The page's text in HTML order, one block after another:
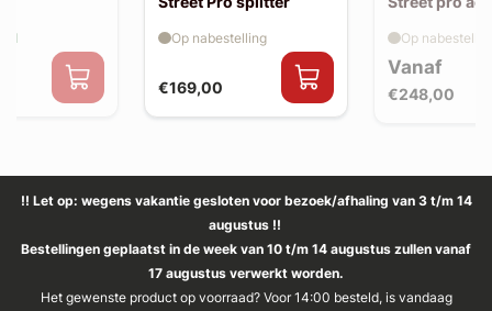
€169,00
Op nabestelling
Vanaf
€248,00
Op
!! Let op: wegens vakantie gesloten voor bezoek/afhaling van 3 t/m 14
augustus !!
Bestellingen geplaatst in de week van 10 t/m 14 augustus zullen vanaf
17 augustus verwerkt worden.
Het gewenste product op voorraad? Voor 14:00 besteld, is vandaag